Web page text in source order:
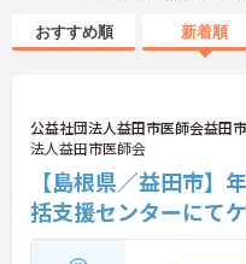
おすすめ順 新着順
公益社団法人益田市医師会益田
法人益田市医師会
【島根県／益田市
括支援センターにて